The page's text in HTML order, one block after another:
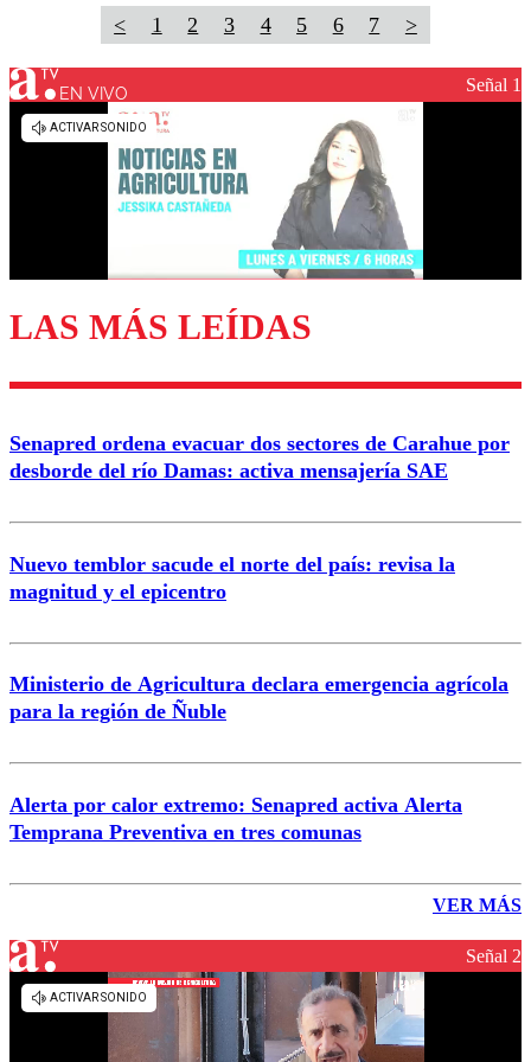
< 1 2 3 4 5 6 7 >
EN VIVO Señal 1
LAS MÁS LEÍDAS
Senapred ordena evacuar dos sectores de Carahue por
desborde del río Damas: activa mensajería SAE
Nuevo temblor sacude el norte del país: revisa la
magnitud y el epicentro
Ministerio de Agricultura declara emergencia agrícola
para la región de Ñuble
Alerta por calor extremo: Senapred activa Alerta
Temprana Preventiva en tres comunas
VER MÁS
Señal 2